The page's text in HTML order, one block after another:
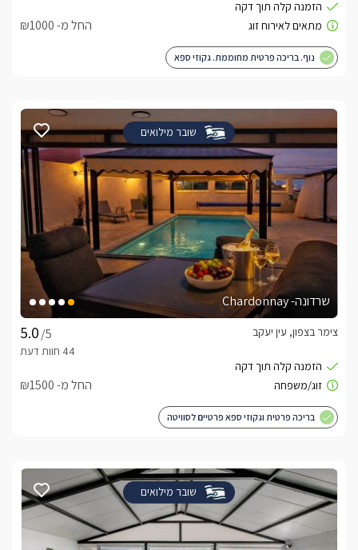
החל מ- ₪1000
נוף. בריכה פרטית מחוממת. גקוזי ספא
שובר מילואים
שרדונה- Chardonnay
/5
צימר בצפון, עין יעקב
החל מ- ₪1500
בריכה פרטית וגקוזי ספא פרטיים לסוויטה
שובר מילואים